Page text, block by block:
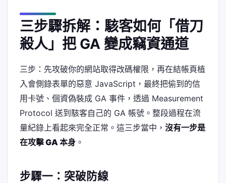
三步驟拆解：駭客如何「借刀
殺人」把 GA 變成竊資通道
三步：先攻破你的網站取得改碼權限，再在結帳頁植
入會側錄表單的惡意 JavaScript，最終把偷到的信
用卡號、個資偽裝成 GA 事件，透過 Measurement
Protocol 送到駭客自己的 GA 帳號。整段過程在流
量紀錄上看起來完全正常。這三步當中， 沒有一步是
在攻擊 GA 本身 。
步驟一：突破防線